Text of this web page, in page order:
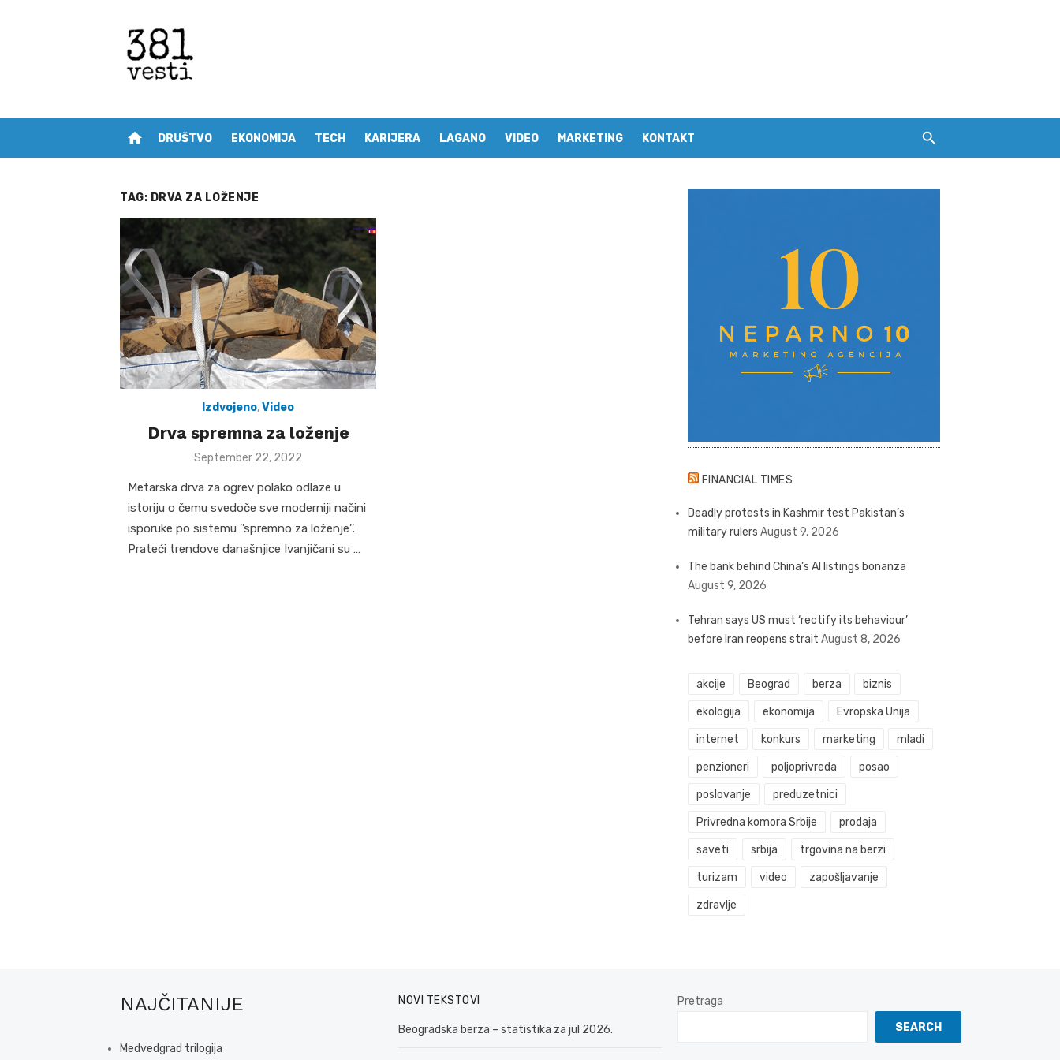
home DRUŠTVO EKONOMIJA TECH KARIJERA LAGANO VIDEO MARKETING KONTAKT
TAG: DRVA ZA LOŽENJE
Izdvojeno,Video
Drva spremna za loženje
Posted
September 22, 2022
Metarska drva za ogrev polako odlaze u
istoriju o čemu svedoče sve moderniji načini
isporuke po sistemu ’’spremno za loženje’’.
Prateći trendove današnjice Ivanjičani su …
FINANCIAL TIMES
Deadly protests in Kashmir test Pakistan’s
military rulers August 9, 2026
The bank behind China’s AI listings bonanza
August 9, 2026
Tehran says US must ‘rectify its behaviour’
before Iran reopens strait August 8, 2026
akcije Beograd berza biznis
ekologija ekonomija Evropska Unija
internet konkurs marketing mladi
penzioneri poljoprivreda posao
poslovanje preduzetnici
Privredna komora Srbije prodaja
saveti srbija trgovina na berzi
turizam video zapošljavanje
zdravlje
NAJČITANIJE
Medvedgrad trilogija
NOVI TEKSTOVI
Beogradska berza – statistika za jul 2026.
Pretraga
SEARCH